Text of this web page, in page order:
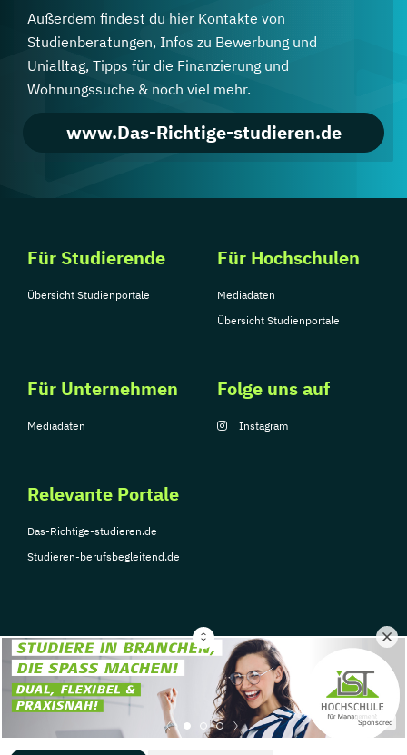
Sponsored
Außerdem findest du hier Kontakte von
Studienberatungen, Infos zu Bewerbung und
Unialltag, Tipps für die Finanzierung und
Wohnungssuche & noch viel mehr.
www.Das-Richtige-studieren.de
Für Studierende
Übersicht Studienportale
Für Hochschulen
Mediadaten
Übersicht Studienportale
Für Unternehmen
Mediadaten
Relevante Portale
Das-Richtige-studieren.de
Studieren-berufsbegleitend.de
Folge uns auf
Instagram
© Copyright 2026, TarGroup Media GmbH
Impressum
Über
Datenschutzerklärung Nutzungsbedingungen